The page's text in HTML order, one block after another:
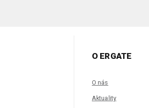
O ERGATE
O nás
Aktuality